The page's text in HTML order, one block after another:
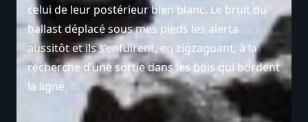
celui de leur postérieur bien blanc. Le bruit du
ballast déplacé sous mes pieds les alerta
aussitôt et ils s’enfuirent, en zigzaguant, à la
recherche d’une sortie dans les bois qui bordent
la ligne.